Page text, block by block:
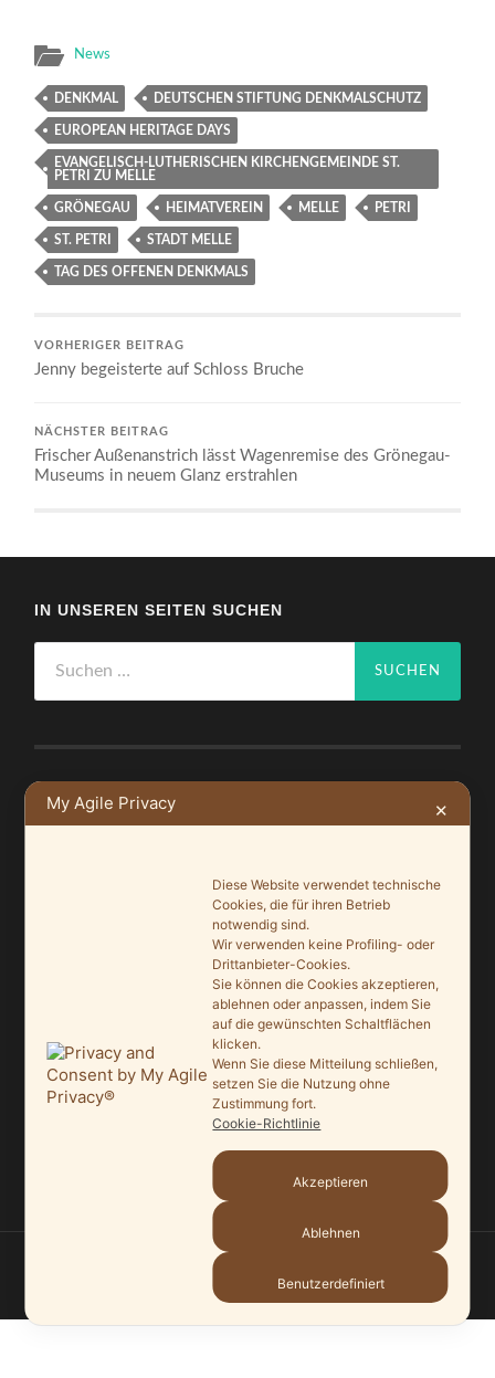
News
DENKMAL DEUTSCHEN STIFTUNG DENKMALSCHUTZ
EUROPEAN HERITAGE DAYS
EVANGELISCH-LUTHERISCHEN KIRCHENGEMEINDE ST.
PETRI ZU MELLE
GRÖNEGAU HEIMATVEREIN MELLE PETRI
ST. PETRI STADT MELLE
TAG DES OFFENEN DENKMALS
VORHERIGER BEITRAG
Jenny begeisterte auf Schloss Bruche
NÄCHSTER BEITRAG
Frischer Außenanstrich lässt Wagenremise des Grönegau-
Museums in neuem Glanz erstrahlen
IN UNSEREN SEITEN SUCHEN
nach:
NEUSTE BEITRÄGE
Saisonauftakt nach Maß im Grönegau-Museum
Melle punktet beim „Tag des offenen Denkmals“
Ein Schaufenster der Denkmalpflege
7. September 2025
Mit vergrößertem Führungsteam in die Zukunft
My Agile Privacy ✕
Diese Website verwendet technische
Cookies, die für ihren Betrieb
notwendig sind.
Wir verwenden keine Profiling- oder
Drittanbieter-Cookies.
Sie können die Cookies akzeptieren,
ablehnen oder anpassen, indem Sie
auf die gewünschten Schaltflächen
klicken.
Wenn Sie diese Mitteilung schließen,
setzen Sie die Nutzung ohne
Zustimmung fort.
Cookie-Richtlinie
Akzeptieren
Ablehnen
Benutzerdefiniert